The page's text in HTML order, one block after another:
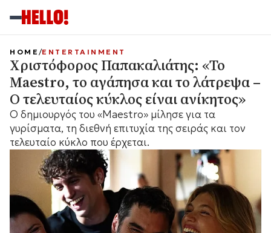
HOME ENTERTAINMENT
Χριστόφορος Παπακαλιάτης: «Το
Maestro, το αγάπησα και το λάτρεψα –
Ο τελευταίος κύκλος είναι ανίκητος»
Ο δημιουργός του «Maestro» μίλησε για τα
γυρίσματα, τη διεθνή επιτυχία της σειράς και τον
τελευταίο κύκλο που έρχεται.